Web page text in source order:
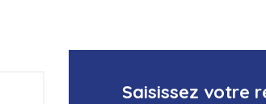
Saisissez votre